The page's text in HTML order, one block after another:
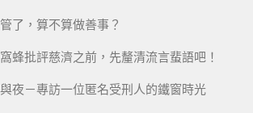
了，算不算做善事？
蜂批評慈濟之前，先釐清流言蜚語吧！
夜－專訪一位匿名受刑人的鐵窗時光